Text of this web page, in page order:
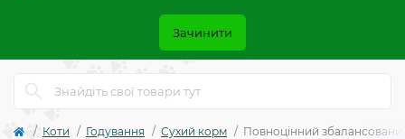
Зачинити
Коти Годування Сухий корм Повноцінний